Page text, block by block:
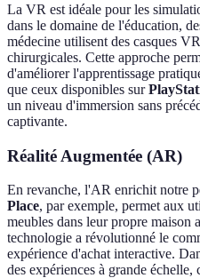
La VR est idéale pour les
dans le domaine de l'éducation,
médecine utilisent des casques
chirurgicales. Cette approche
d'améliorer l'apprentissage
que ceux disponibles sur
un niveau d'immersion sans
captivante.
Réalité Augmentée (AR)
En revanche, l'AR enrichit notre
Place, par exemple, permet aux
meubles dans leur propre maison
technologie a révolutionné le
expérience d'achat interactive.
des expériences à grande échelle,